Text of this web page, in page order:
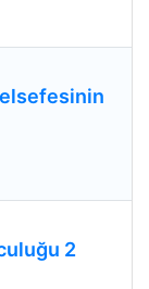
2